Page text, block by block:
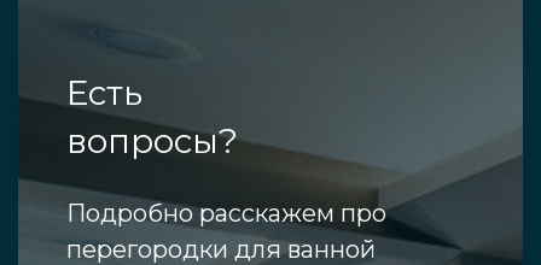
Есть
вопросы?
Подробно расскажем про
перегородки для ванной